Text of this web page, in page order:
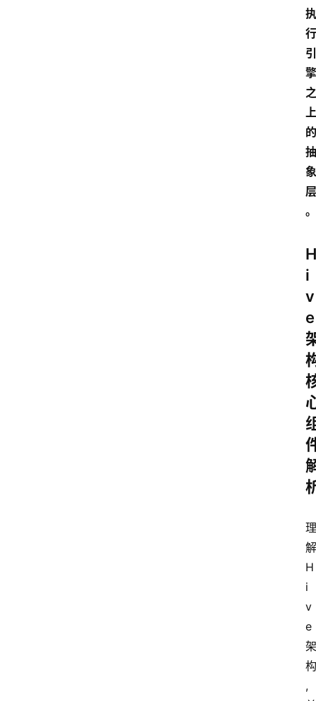
执
行
引
擎
之
上
的
抽
象
层
。
H
i
v
e
理
解
H
i
v
e
架
构
,